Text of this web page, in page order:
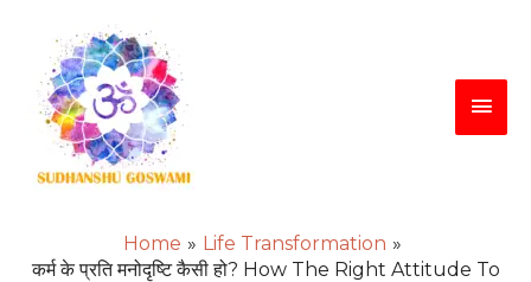
content
Home
Life Transformation
कर्म के प्रति मनोदृष्टि कैसी हो? How The Right Attitude To